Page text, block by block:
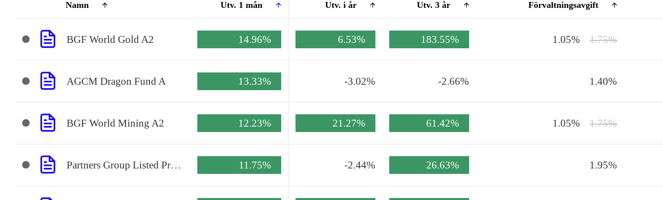
Namn Utv. 1 mån Utv. i år Utv. 3 år Förvaltningsavgift
BGF World Gold A2 14.96% 6.53% 183.55% 1.05% 1.75%
AGCM Dragon Fund A 13.33% -3.02% -2.66% 1.40%
BGF World Mining A2 12.23% 21.27% 61.42% 1.05% 1.75%
Partners Group Listed Priv Eq USD P Acc 11.75% -2.44% 26.63% 1.95%